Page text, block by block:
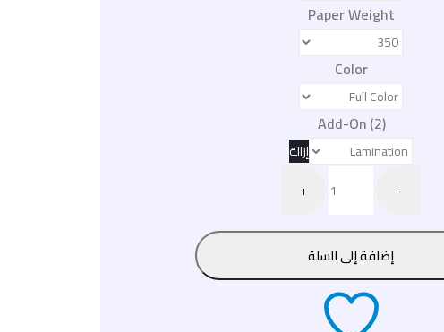
Paper Weight
Color
Add-On (2)
إزالة
-
+
إضافة إلى السلة